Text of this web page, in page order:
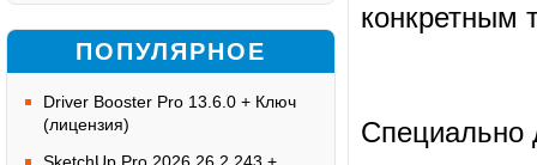
ПОПУЛЯРНОЕ
Driver Booster Pro 13.6.0 + Ключ
(лицензия)
конкретным
Специально